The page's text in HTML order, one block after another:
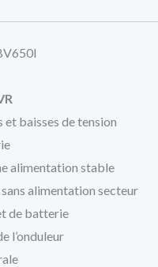
baisses de tension
alimentation stable
alimentation secteur
de batterie
l’onduleur